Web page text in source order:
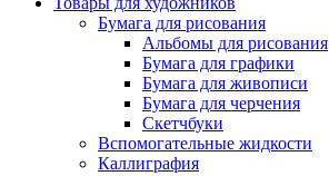
Бумага для рисования
Альбомы для рисования
Бумага для графики
Бумага для живописи
Бумага для черчения
Скетчбуки
Вспомогательные жидкости
Каллиграфия